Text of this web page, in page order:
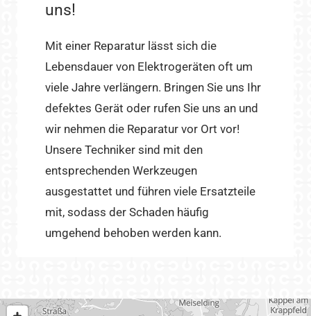
uns!
Mit einer Reparatur lässt sich die
Lebensdauer von Elektrogeräten oft um
viele Jahre verlängern. Bringen Sie uns Ihr
defektes Gerät oder rufen Sie uns an und
wir nehmen die Reparatur vor Ort vor!
Unsere Techniker sind mit den
entsprechenden Werkzeugen
ausgestattet und führen viele Ersatzteile
mit, sodass der Schaden häufig
umgehend behoben werden kann.